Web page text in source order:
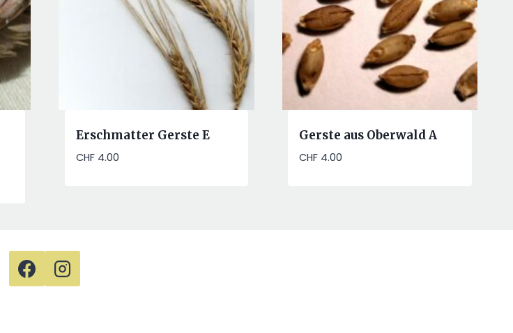
Erschmatter Gerste E
CHF4.00
Gerste aus Oberwald A
CHF 4.00